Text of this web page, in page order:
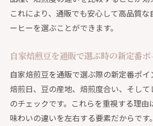
おすすめの通販サービスで楽
体験
煎知識
通販利用時の鮮度管理とコー
選択術
自家焙煎コーヒーの新鮮さを
感しよう
これにより、通販でも安心して高品質な
ーヒーを選ぶことができます。
自家焙煎豆を通販で選ぶ時の新定番ポ
自家焙煎豆を通販で選ぶ際の新定番ポイ
焙煎日、豆の産地、焙煎度合い、そして
のチェックです。これらを重視する理由
味わいの違いを左右する要素だからです